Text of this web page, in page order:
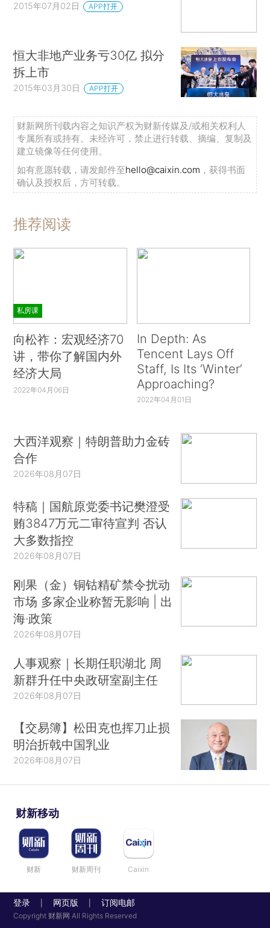
2015年07月02日 APP打开
恒大非地产业务亏30亿 拟分
拆上市
2015年03月30日 APP打开
财新网所刊载内容之知识产权为财新传媒及/或相关权利人
专属所有或持有。未经许可，禁止进行转载、摘编、复制及
建立镜像等任何使用。
如有意愿转载，请发邮件至hello@caixin.com ，获得书面
确认及授权后，方可转载。
推荐阅读
私房课
向松祚：宏观经济70
讲，带你了解国内外
经济大局
2022年04月06日
In Depth: As
Tencent Lays Off
Staff, Is Its ‘Winter’
Approaching?
2022年04月01日
大西洋观察｜特朗普助力金砖
合作
2026年08月07日
特稿｜国航原党委书记樊澄受
贿3847万元二审待宣判 否认
大多数指控
2026年08月07日
刚果（金）铜钴精矿禁令扰动
市场 多家企业称暂无影响 | 出
海·政策
2026年08月07日
人事观察｜长期任职湖北 周
新群升任中央政研室副主任
2026年08月07日
【交易簿】松田克也挥刀止损
明治折戟中国乳业
2026年08月07日
财新移动
财新 财新周刊 Caixin
登录 网页版 订阅电邮
Copyright 财新网 All Rights Reserved